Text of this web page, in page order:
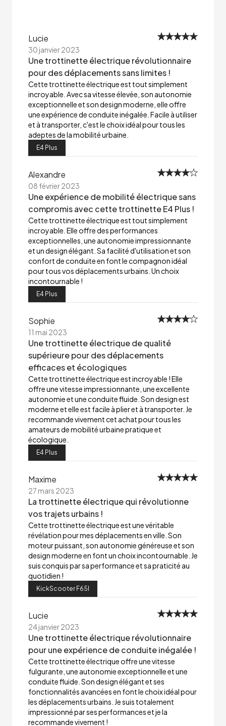
Lucie
30 janvier 2023
Une trottinette électrique révolutionnaire
pour des déplacements sans limites !
Cette trottinette électrique est tout simplement
incroyable. Avec sa vitesse élevée, son autonomie
exceptionnelle et son design moderne, elle offre
une expérience de conduite inégalée. Facile à utiliser
et à transporter, c'est le choix idéal pour tous les
adeptes de la mobilité urbaine.
E4 Plus
Alexandre
08 février 2023
Une expérience de mobilité électrique sans
compromis avec cette trottinette E4 Plus !
Cette trottinette électrique est tout simplement
incroyable. Elle offre des performances
exceptionnelles, une autonomie impressionnante
et un design élégant. Sa facilité d'utilisation et son
confort de conduite en font le compagnon idéal
pour tous vos déplacements urbains. Un choix
incontournable !
E4 Plus
Sophie
11 mai 2023
Une trottinette électrique de qualité
supérieure pour des déplacements
efficaces et écologiques
Cette trottinette électrique est incroyable ! Elle
offre une vitesse impressionnante, une excellente
autonomie et une conduite fluide. Son design est
moderne et elle est facile à plier et à transporter. Je
recommande vivement cet achat pour tous les
amateurs de mobilité urbaine pratique et
écologique.
E4 Plus
Maxime
27 mars 2023
La trottinette électrique qui révolutionne
vos trajets urbains !
Cette trottinette électrique est une véritable
révélation pour mes déplacements en ville. Son
moteur puissant, son autonomie généreuse et son
design moderne en font un choix incontournable. Je
suis conquis par sa performance et sa praticité au
quotidien !
KickScooter F65I
Lucie
24 janvier 2023
Une trottinette électrique révolutionnaire
pour une expérience de conduite inégalée !
Cette trottinette électrique offre une vitesse
fulgurante, une autonomie exceptionnelle et une
conduite fluide. Son design élégant et ses
fonctionnalités avancées en font le choix idéal pour
les déplacements urbains. Je suis totalement
impressionné par ses performances et je la
recommande vivement !